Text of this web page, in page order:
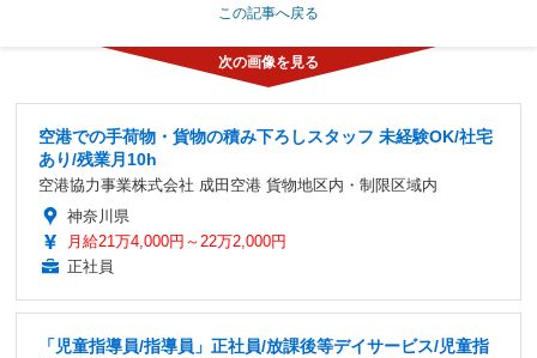
この記事へ戻る
空港での手荷物・貨物の積み下ろしスタッフ 未経験OK/社宅
あり/残業月10h
空港協力事業株式会社 成田空港 貨物地区内・制限区域内
神奈川県
月給21万4,000円～22万2,000円
正社員
「児童指導員/指導員」正社員/放課後等デイサービス/児童指